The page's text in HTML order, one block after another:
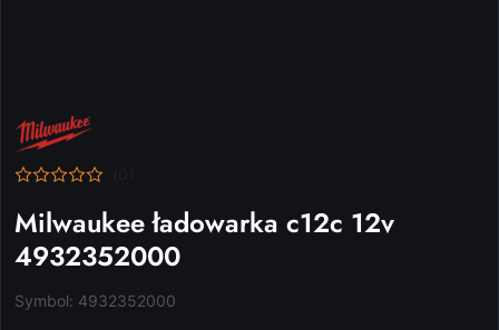
NAZWA
PRODUCENTA:
MILWAUKEE
Milwaukee ładowarka c12c 12v
4932352000
Symbol: 4932352000